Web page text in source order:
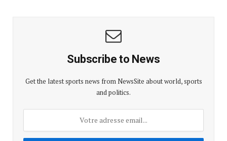
Subscribe to News
Get the latest sports news from NewsSite about world, sports
and politics.